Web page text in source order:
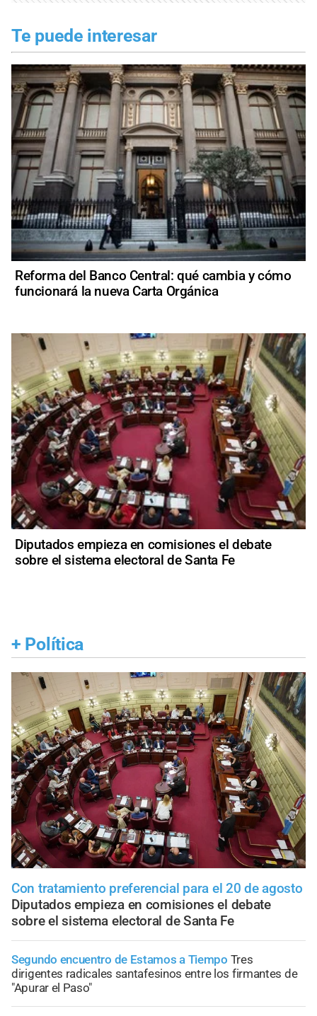
Te puede interesar
Reforma del Banco Central: qué cambia y cómo
funcionará la nueva Carta Orgánica
Diputados empieza en comisiones el debate
sobre el sistema electoral de Santa Fe
+ Política
Con tratamiento preferencial para el 20 de agosto
Diputados empieza en comisiones el debate
sobre el sistema electoral de Santa Fe
Segundo encuentro de Estamos a Tiempo Tres
dirigentes radicales santafesinos entre los firmantes de
"Apurar el Paso"